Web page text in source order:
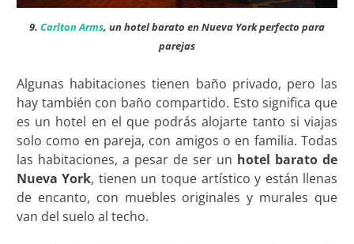
9. Carlton Arms, un hotel barato en Nueva York perfecto para
parejas
Algunas habitaciones tienen baño privado, pero las
hay también con baño compartido. Esto significa que
es un hotel en el que podrás alojarte tanto si viajas
solo como en pareja, con amigos o en familia. Todas
las habitaciones, a pesar de ser un hotel barato de
Nueva York, tienen un toque artístico y están llenas
de encanto, con muebles originales y murales que
van del suelo al techo.